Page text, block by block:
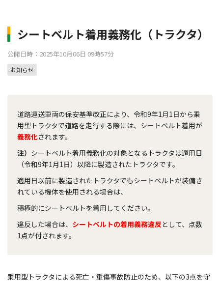
シートベルト着用義務化（トラクタ）
公開日時：2025年10月06日 09時57分
お知らせ
道路運送車両の保安基準改正により、令和9年1月1日から乗
用型トラクタで道路を走行する際には、シートベルト着用が
義務化されます。
注） シートベルト着用義務化の対象となるトラクタは適用日
（令和9年1月1日）以降に製造されたトラクタです。
適用日以前に製造されたトラクタでもシートベルトが装備さ
れている機体を使用される場合は、
積極的にシートベルトを着用してください。
違反した場合は、 シートベルトの着用義務違反として、点数
1点が付されます。
乗用型トラクタによる死亡・重傷事故防止のため、以下の3点を守